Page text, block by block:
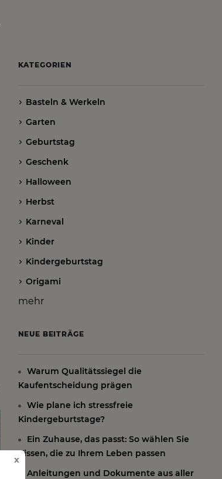
x
KATEGORIEN
Basteln & Werkeln
Garten
Geburtstag
Geschenk
Halloween
Herbst
Karneval
Kinder
Kindergeburtstag
Origami
mehr
NEUE BEITRÄGE
Warum Qualitätssiegel die
Kaufentscheidung prägen
Wie plane ich stressfreie
Kindergeburtstage?
Ein Zuhause, das passt: So wählen Sie
Kissen, die zu Ihrem Leben passen
Anleitungen und Dokumente aus aller